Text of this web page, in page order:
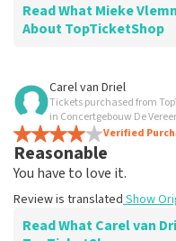
Read What Mieke
About TopTicketShop
Review of Mieke
TopTicketShop
expensive
paying way too much
Review is translated
Reaction from
Carel van Driel
Tickets purchased from
in Concertgebouw De
Verified
Reasonable
You have to love it.
Review is translated Show
Read What Carel van